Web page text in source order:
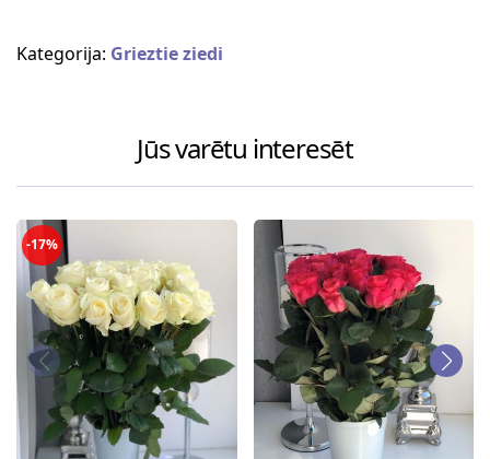
Kategorija: Grieztie ziedi
Jūs varētu interesēt
-17%